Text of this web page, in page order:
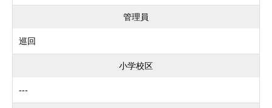
管理員
巡回
小学校区
---